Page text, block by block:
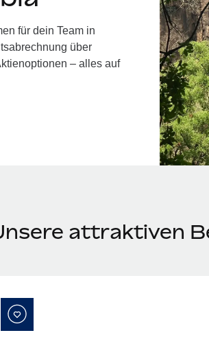
für dein Team in
über
– alles auf
attraktiven